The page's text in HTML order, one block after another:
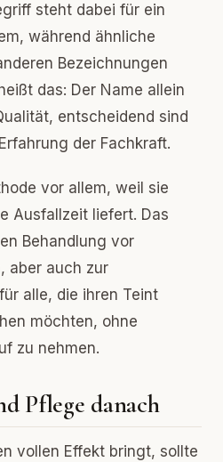
steht dabei für ein
während ähnliche
Bezeichnungen
das: Der Name allein
entscheidend sind
der Fachkraft.
vor allem, weil sie
Ausfallzeit liefert. Das
Behandlung vor
aber auch zur
alle, die ihren Teint
möchten, ohne
zu nehmen.
Pflege danach
vollen Effekt bringt, sollte